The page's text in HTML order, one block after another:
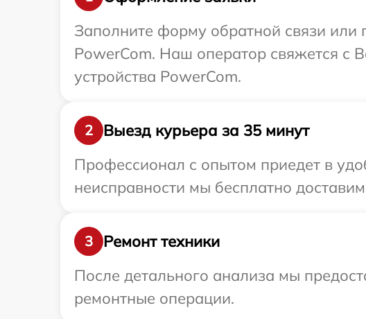
Заполните форму обратной связи или
PowerCom. Наш оператор свяжется с
устройства PowerCom.
2
Выезд курьера за 35 минут
Профессионал с опытом приедет в
неисправности мы бесплатно
3
Ремонт техники
После детального анализа мы
ремонтные операции.